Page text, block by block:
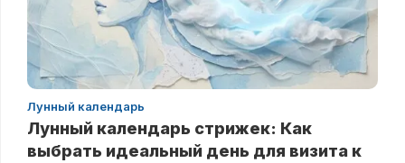
Лунный календарь
Лунный календарь стрижек: Как
выбрать идеальный день для визита к